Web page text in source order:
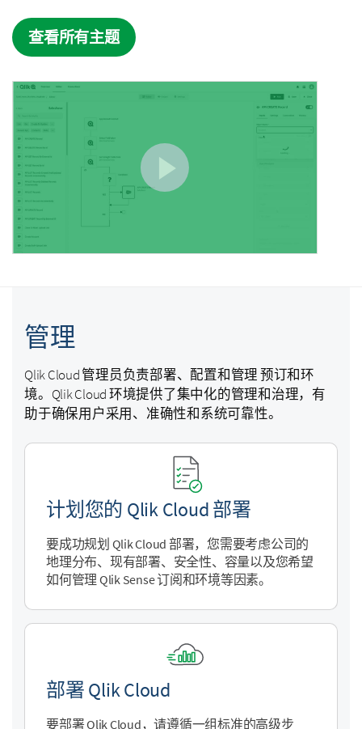
查看所有主题
管理
Qlik Cloud管理员负责部署、配置和管理 预订和环
境。 Qlik Cloud环境提供了集中化的管理和治理，有
助于确保用户采用、准确性和系统可靠性。
计划您的 Qlik Cloud部署
要成功规划 Qlik Cloud 部署，您需要考虑公司的
地理分布、现有部署、安全性、容量以及您希望
如何管理 Qlik Sense 订阅和环境等因素。
部署Qlik Cloud
要部署Qlik Cloud，请遵循一组标准的高级步